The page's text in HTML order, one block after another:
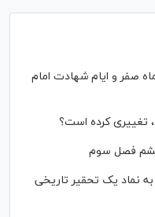
صفر و ایام شهادت امام
تغییری کرده است؟
فصل سوم
به نماد یک تحقیر تاریخی